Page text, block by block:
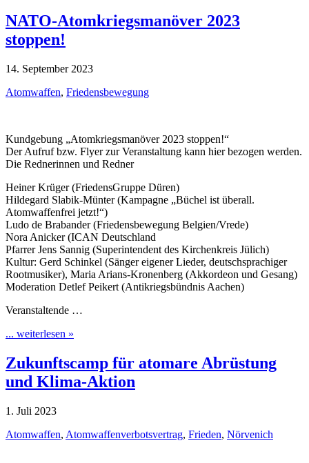
NATO-Atomkriegsmanöver 2023
stoppen!
14. September 2023
Atomwaffen, Friedensbewegung
Kundgebung „Atomkriegsmanöver 2023 stoppen!“
Der Aufruf bzw. Flyer zur Veranstaltung kann hier bezogen werden.
Die Rednerinnen und Redner
Heiner Krüger (FriedensGruppe Düren)
Hildegard Slabik-Münter (Kampagne „Büchel ist überall.
Atomwaffenfrei jetzt!“)
Ludo de Brabander (Friedensbewegung Belgien/Vrede)
Nora Anicker (ICAN Deutschland
Pfarrer Jens Sannig (Superintendent des Kirchenkreis Jülich)
Kultur: Gerd Schinkel (Sänger eigener Lieder, deutschsprachiger
Rootmusiker), Maria Arians-Kronenberg (Akkordeon und Gesang)
Moderation Detlef Peikert (Antikriegsbündnis Aachen)
Veranstaltende …
... weiterlesen »
Zukunftscamp für atomare Abrüstung
und Klima-Aktion
1. Juli 2023
Atomwaffen, Atomwaffenverbotsvertrag, Frieden, Nörvenich